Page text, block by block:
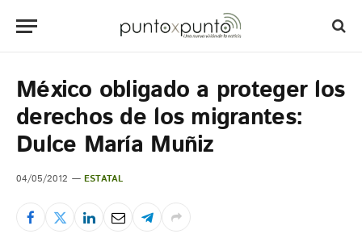
México obligado a proteger los
derechos de los migrantes:
Dulce María Muñiz
04/05/2012 ESTATAL